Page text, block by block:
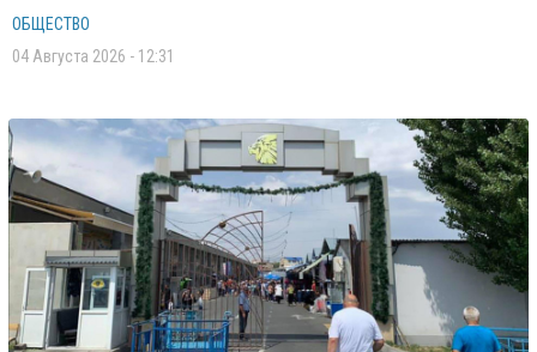
ОБЩЕСТВО
04 Августа 2026 - 12:31